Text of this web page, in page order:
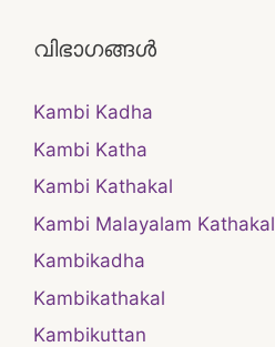
വിഭാഗങ്ങൾ
Kambi Kadha
Kambi Katha
Kambi Kathakal
Kambi Malayalam Kathakal
Kambikadha
Kambikathakal
Kambikuttan